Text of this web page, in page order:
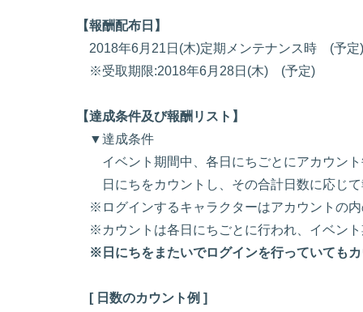
【報酬配布日】
2018年6月21日(木)定期メンテナンス時 (予定)
※受取期限:2018年6月28日(木) (予定)
【達成条件及び報酬リスト】
▼達成条件
イベント期間中、各日にちごとにアカウント
日にちをカウントし、その合計日数に応じて
※ログインするキャラクターはアカウントの
※カウントは各日にちごとに行われ、イベン
※日にちをまたいでログインを行っていても
[ 日数のカウント例 ]